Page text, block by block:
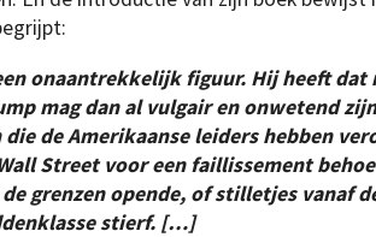
onaantrekkelijk figuur. Hij heeft dat
mag dan al vulgair en onwetend
de Amerikaanse leiders hebben
Street voor een faillissement
grenzen opende, of stilletjes vanaf
stierf. […]